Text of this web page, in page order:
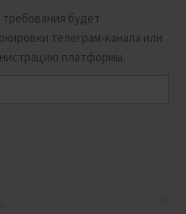
будет
телеграм-канала или
платформы.